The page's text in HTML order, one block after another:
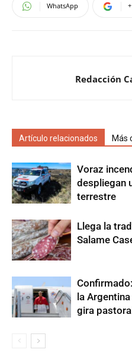
WhatsApp
Redacción
Artículo relacionados Más
Voraz
despliegan
terrestre
Llega la
Salame
la
gira